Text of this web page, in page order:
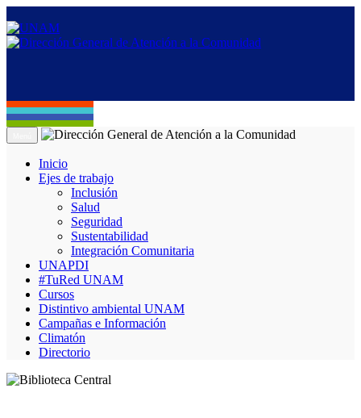
Inicio
Ejes de trabajo
Inclusión
Salud
Seguridad
Sustentabilidad
Integración Comunitaria
UNAPDI
#TuRed UNAM
Cursos
Distintivo ambiental UNAM
Campañas e Información
Climatón
Directorio